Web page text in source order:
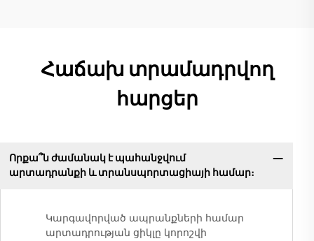
Հաճախ տրամադրվող
հարցեր
Որքա՞ն ժամանակ է պահանջվում
արտադրանքի և տրանսպորտացիայի համար։
Կարգավորված ապրանքների համար
արտադրության ցիկլը կորոշվի